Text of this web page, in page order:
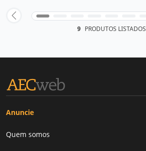
9 PRODUTOS LISTADOS
Anuncie
Quem somos